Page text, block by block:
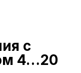
с
4…20